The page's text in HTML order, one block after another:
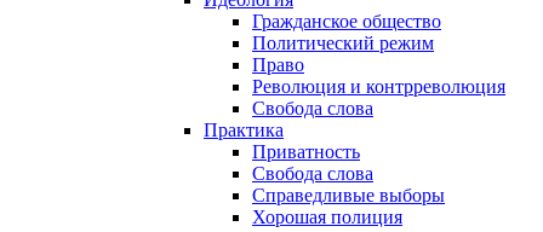
Гражданское общество
Политический режим
Право
Революция и контрреволюция
Свобода слова
Практика
Приватность
Свобода слова
Справедливые выборы
Хорошая полиция